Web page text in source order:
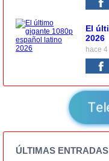
El
2026
hace
ÚLTIMAS ENTRADAS